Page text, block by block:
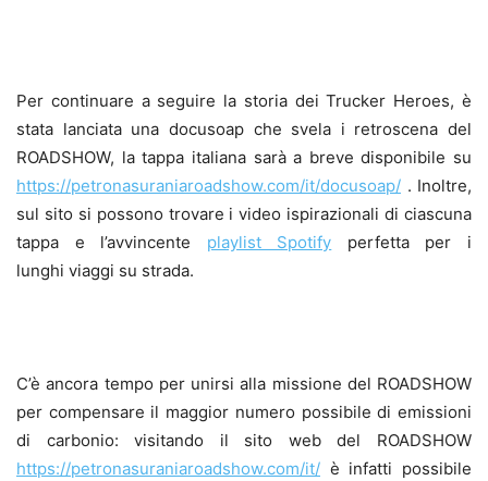
Per continuare a seguire la storia dei Trucker Heroes, è
stata lanciata una docusoap che svela i retroscena del
ROADSHOW, la tappa italiana sarà a breve disponibile su
https://petronasuraniaroadshow.com/it/docusoap/ . Inoltre,
sul sito si possono trovare i video ispirazionali di ciascuna
tappa e l’avvincente playlist Spotify perfetta per i
lunghi viaggi su strada.
C’è ancora tempo per unirsi alla missione del ROADSHOW
per compensare il maggior numero possibile di emissioni
di carbonio: visitando il sito web del ROADSHOW
https://petronasuraniaroadshow.com/it/ è infatti possibile